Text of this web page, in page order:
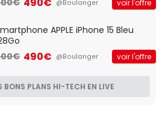
490€ @Boulanger voir l'offre
APPLE iPhone 15 Bleu
490€ @Boulanger voir l'offre
BONS PLANS HI-TECH EN LIVE